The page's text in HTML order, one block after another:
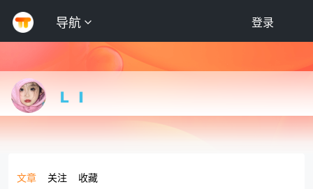
导航 登录
🇱 🇮
文章 关注 收藏